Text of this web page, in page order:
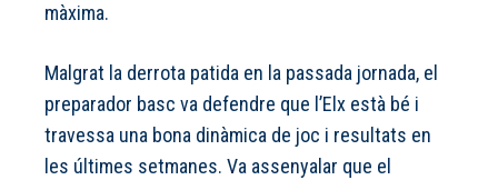
màxima.
Malgrat la derrota patida en la passada jornada, el
preparador basc va defendre que l’Elx està bé i
travessa una bona dinàmica de joc i resultats en
les últimes setmanes. Va assenyalar que el